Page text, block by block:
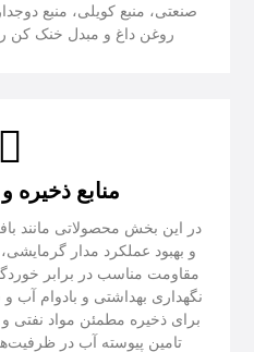
صنعتی، منبع کویلی، منبع
روغن داغ و مبدل خنک کن
منابع ذخیره
در این بخش محصولاتی مانند
و بهبود عملکرد مدار
مقاومت مناسب در برابر
نگهداری بهداشتی و بادوام
برای ذخیره مطمئن مواد نفتی
تامین پیوسته آب در